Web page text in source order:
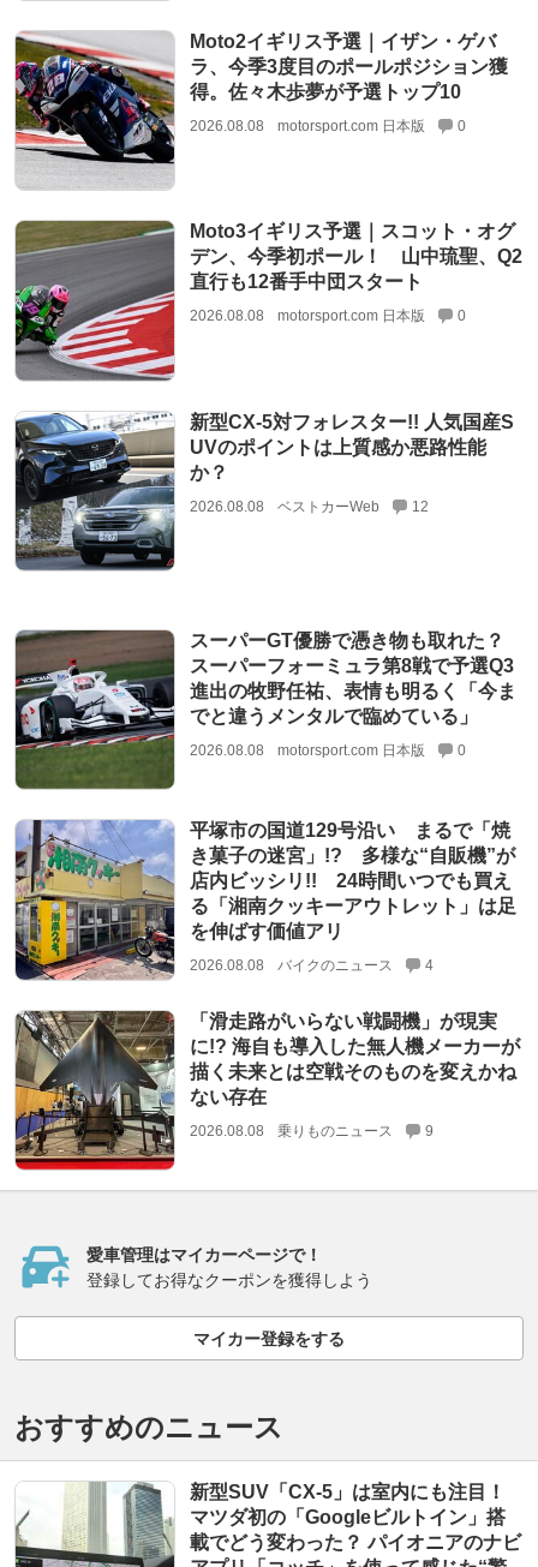
Moto2イギリス予選｜イザン・ゲバ
ラ、今季3度目のポールポジション獲
得。佐々木歩夢が予選トップ10
2026.08.08 motorsport.com 日本版 0
Moto3イギリス予選｜スコット・オグ
デン、今季初ポール！ 山中琉聖、Q2
直行も12番手中団スタート
2026.08.08 motorsport.com 日本版 0
新型CX-5対フォレスター!! 人気国産S
UVのポイントは上質感か悪路性能
か？
2026.08.08 ベストカーWeb 12
スーパーGT優勝で憑き物も取れた？
スーパーフォーミュラ第8戦で予選Q3
進出の牧野任祐、表情も明るく「今ま
でと違うメンタルで臨めている」
2026.08.08 motorsport.com 日本版 0
平塚市の国道129号沿い まるで「焼
き菓子の迷宮」!? 多様な“自販機”が
店内ビッシリ!! 24時間いつでも買え
る「湘南クッキーアウトレット」は足
を伸ばす価値アリ
2026.08.08 バイクのニュース 4
「滑走路がいらない戦闘機」が現実
に!? 海自も導入した無人機メーカーが
描く未来とは空戦そのものを変えかね
ない存在
2026.08.08 乗りものニュース 9
愛車管理はマイカーページで！
登録してお得なクーポンを獲得しよう
マイカー登録をする
おすすめのニュース
新型SUV「CX-5」は室内にも注目！
マツダ初の「Googleビルトイン」搭
載でどう変わった？ パイオニアのナビ